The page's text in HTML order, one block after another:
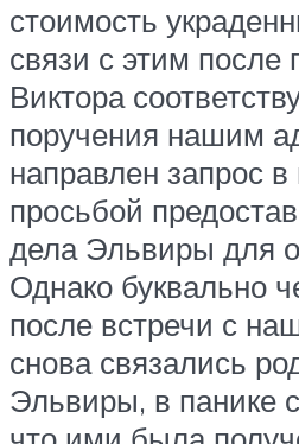
стоимость
связи с этим после
Виктора
поручения нашим
направлен запрос в
просьбой
дела Эльвиры для
Однако буквально
после встречи с
снова связались
Эльвиры, в панике